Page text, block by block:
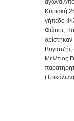
αγώνα
Κυριακή
γήπεδο
Φώτιος
ορίστηκαν
Βογιατζής
Μελέτιος